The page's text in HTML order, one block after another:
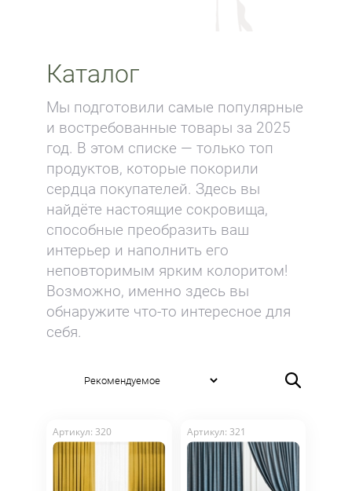
шторы в Орле по
Подберем шторы в разных ценовых
категориях и закрепим скидку
Свыше 5000 образцов текстиля от
46 производителей
Каталог
Мы подготовили самые популярные
и востребованные товары за 2025
год. В этом списке — только топ
продуктов, которые покорили
сердца покупателей. Здесь вы
найдёте настоящие сокровища,
способные преобразить ваш
интерьер и наполнить его
неповторимым ярким колоритом!
Возможно, именно здесь вы
обнаружите что-то интересное для
себя.
Артикул: 320 Артикул: 321